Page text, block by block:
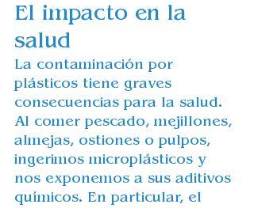
El impacto en la
salud
La contaminación por
plásticos tiene graves
consecuencias para la salud.
Al comer pescado, mejillones,
almejas, ostiones o pulpos,
ingerimos microplásticos y
nos exponemos a sus aditivos
químicos. En particular, el